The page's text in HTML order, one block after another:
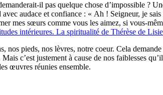
il pas quelque chose d’impossible ?
audace et confiance : « Ah ! Seigneur, je
mes sœurs comme vous les aimez, si vous-
intérieures. La spiritualité de Thérèse de
nos pieds, nos lèvres, notre coeur. Cela
c’est justement à cause de nos faiblesses
œuvres réunies ensemble.